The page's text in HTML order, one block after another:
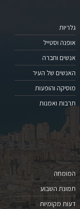
גלריות
אופנה וסטייל
אנשים וחברה
האנשים של העיר
מוסיקה והופעות
תרבות ואמנות
המומחה
תמונת השבוע
דעות מקומיות